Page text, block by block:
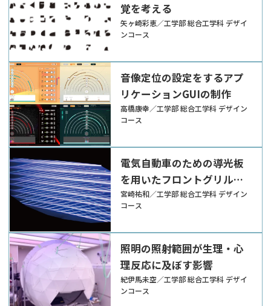
覚を考える
矢ヶ崎彩恵／工学部 総合工学科 デザイ
ンコース
音像定位の設定をするアプ
リケーションGUIの制作
高橋康幸／工学部 総合工学科 デザイン
コース
電気自動車のための導光板
を用いたフロントグリル表
現の提案
宮崎祐和／工学部 総合工学科 デザイン
コース
照明の照射範囲が生理・心
理反応に及ぼす影響
紀伊馬未空／工学部 総合工学科 デザイ
ンコース